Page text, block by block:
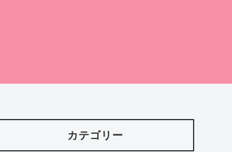
カテゴリー